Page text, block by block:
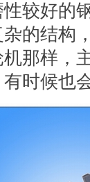
性较好的
的结构
那样，
有时候也